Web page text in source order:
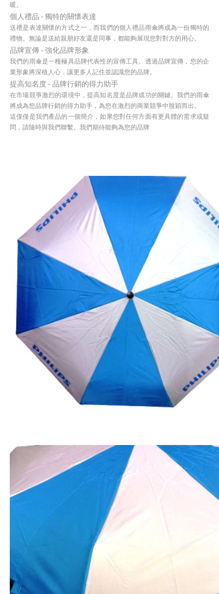
暖。
個人禮品 - 獨特的關懷表達
送禮是表達關懷的方式之一，而我們的個人禮品雨傘將成為一份獨特的
禮物。無論是送給親朋好友還是同事，都能夠展現您對對方的用心。
品牌宣傳 - 強化品牌形象
我們的雨傘是一種極具品牌代表性的宣傳工具。透過品牌宣傳，您的企
業形象將深植人心，讓更多人記住並認識您的品牌。
提高知名度 - 品牌行銷的得力助手
在市場競爭激烈的環境中，提高知名度是品牌成功的關鍵。我們的雨傘
將成為您品牌行銷的得力助手，為您在激烈的商業競爭中脫穎而出。
這僅僅是我們產品的一個簡介，如果您對任何方面有更具體的需求或疑
問，請隨時與我們聯繫。我們期待能夠為您的品牌